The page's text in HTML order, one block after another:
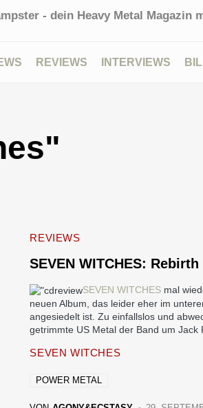
- dein Heavy Metal Magazin
REVIEWS INTERVIEWS
REVIEWS
SEVEN WITCHES: Rebirth
SEVEN WITCHES mal
neuen Album, das leider eher im
angesiedelt ist. Zu einfallslos und
getrimmte US Metal der Band um Jack
SEVEN WITCHES
POWER METAL